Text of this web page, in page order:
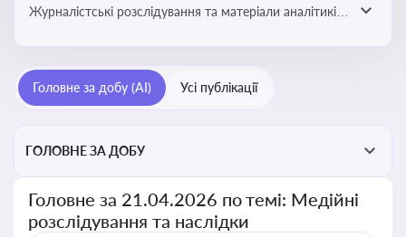
Журналістські розслідування та матеріали аналітиків
компаній, посадових осіб і пов’язаних осіб
Головне за добу (AI) Усі публікації
ГОЛОВНЕ ЗА ДОБУ
Головне за 21.04.2026 по темі: Медійні
розслідування та наслідки